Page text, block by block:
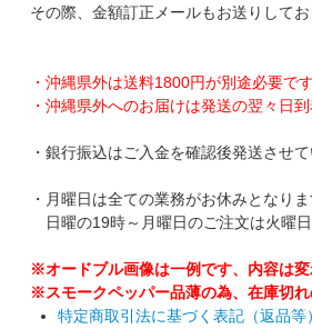
その際、金額訂正メールもお送りして
・沖縄県外は送料1800円が別途必要です
・沖縄県外へのお届けは発送の翌々日
・銀行振込はご入金を確認後発送させ
・月曜日は全ての業務がお休みとなりま
日曜の19時～月曜日のご注文は火曜
※オードブル画像は一例です、内容は
※スモークペッパー品薄の為、在庫切
特定商取引法に基づく表記（返品等）